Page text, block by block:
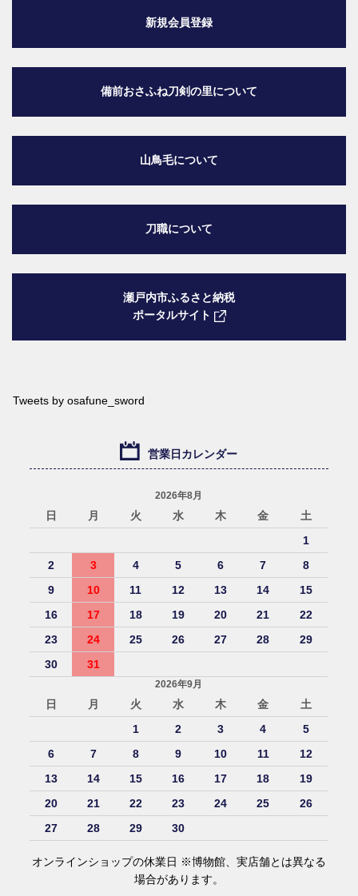
新規会員登録
備前おさふね刀剣の里について
山鳥毛について
刀職について
瀬戸内市ふるさと納税
ポータルサイト
Tweets by osafune_sword
営業日カレンダー
2026年8月
日 月 火 水 木 金
土
1
2
3 4 5 6 7
8
9
10 11 12 13 14
15
16
17 18 19 20 21
22
23
24 25 26 27 28
29
30
31
2026年9月
日 月 火 水 木 金
土
1
2 3 4
5
6
7 8 9 10 11
12
13
14 15 16 17 18
19
20
21 22 23 24 25
26
27
28 29 30
オンラインショップの休業日 ※博物館、実店舗とは異なる
場合があります。